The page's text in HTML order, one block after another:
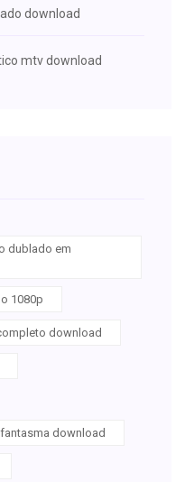
download
mtv download
dublado em
1080p
download
download